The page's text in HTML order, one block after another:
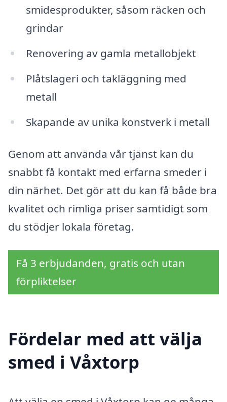
smidesprodukter, såsom räcken och
grindar
Renovering av gamla metallobjekt
Plåtslageri och takläggning med
metall
Skapande av unika konstverk i metall
Genom att använda vår tjänst kan du
snabbt få kontakt med erfarna smeder i
din närhet. Det gör att du kan få både bra
kvalitet och rimliga priser samtidigt som
du stödjer lokala företag.
Få 3 erbjudanden, gratis och utan
förpliktelser
Fördelar med att välja
smed i Våxtorp